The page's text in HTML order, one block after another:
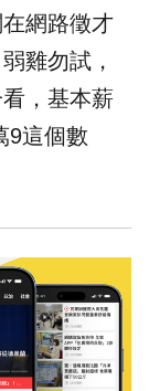
網路徵才
雞勿試，
，基本薪
9這個數